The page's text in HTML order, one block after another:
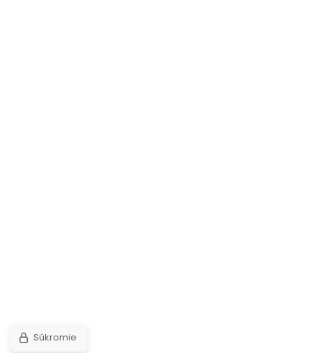
Súkromie